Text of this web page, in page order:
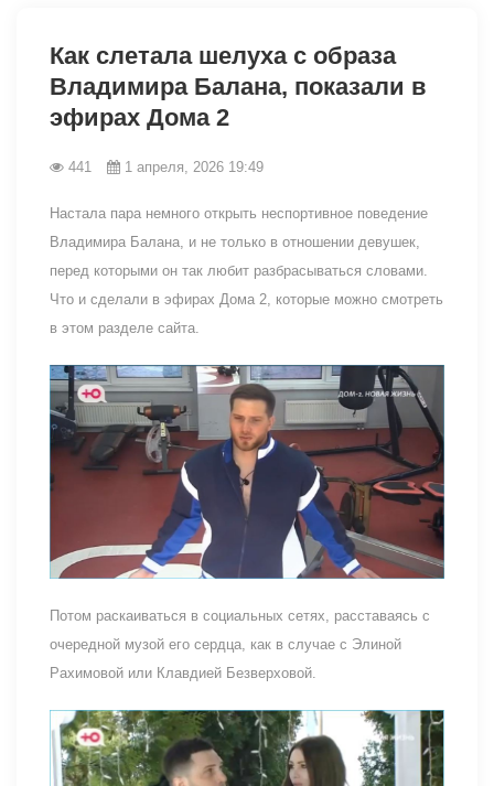
Как слетала шелуха с образа
Владимира Балана, показали в
эфирах Дома 2
441 1 апреля, 2026 19:49
Настала пара немного открыть неспортивное поведение
Владимира Балана, и не только в отношении девушек,
перед которыми он так любит разбрасываться словами.
Что и сделали в эфирах Дома 2, которые можно смотреть
в этом разделе сайта.
Потом раскаиваться в социальных сетях, расставаясь с
очередной музой его сердца, как в случае с Элиной
Рахимовой или Клавдией Безверховой.